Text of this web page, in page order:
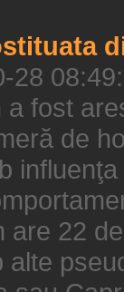
28
fost
de
are 22